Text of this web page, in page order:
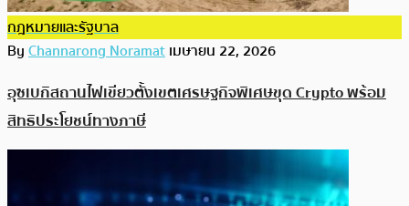
กฎหมายและรัฐบาล
ByChannarong Noramatเมษายน 22, 2026
อุซเบกิสถานไฟเขียวตั้งเขตเศรษฐกิจพิเศษขุด Crypto พร้อม
สิทธิประโยชน์ทางภาษี